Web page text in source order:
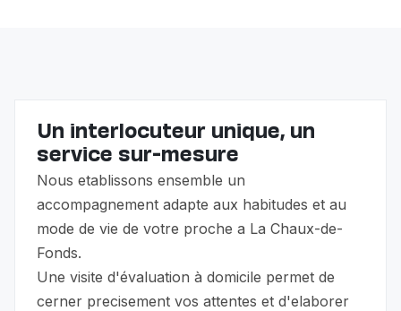
Un interlocuteur unique, un
service sur-mesure
Nous etablissons ensemble un
accompagnement adapte aux habitudes et au
mode de vie de votre proche a La Chaux-de-
Fonds.
Une visite d'évaluation à domicile permet de
cerner precisement vos attentes et d'elaborer